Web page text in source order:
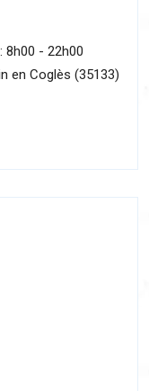
8h00 - 22h00
en Coglès (35133)